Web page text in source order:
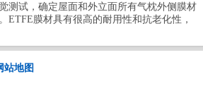
测试，确定屋面和外立面所有气枕外侧膜材
膜材具有很高的耐用性和抗老化性，
站地图